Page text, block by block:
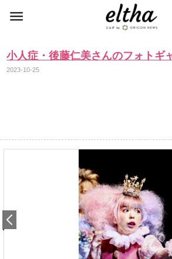
小人症・後藤仁美さんのフォトギ
2023-10-25